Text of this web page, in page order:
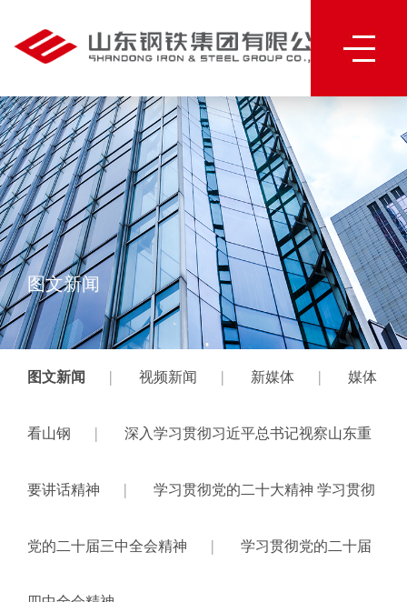
图文新闻
图文新闻 | 视频新闻 | 新媒体 | 媒体
看山钢 | 深入学习贯彻习近平总书记视察山东重
要讲话精神 | 学习贯彻党的二十大精神 学习贯彻
党的二十届三中全会精神 | 学习贯彻党的二十届